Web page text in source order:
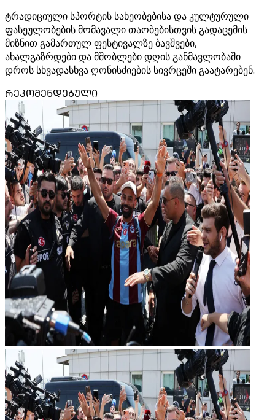
ტრადიციული სპორტის სახეობებისა და კულტურული
ფასეულობების მომავალი თაობებისთვის გადაცემის
მიზნით გამართულ ფესტივალზე ბავშვები,
ახალგაზრდები და მშობლები დღის განმავლობაში
დროს სხვადასხვა ღონისძიების სივრცეში გაატარებენ.
ᲠᲔᲙᲝᲛᲔᲜᲓᲔᲑᲣᲚᲘ